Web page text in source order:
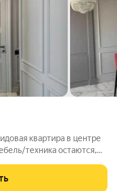
квартира в центре
техника остаются,
паркинг с